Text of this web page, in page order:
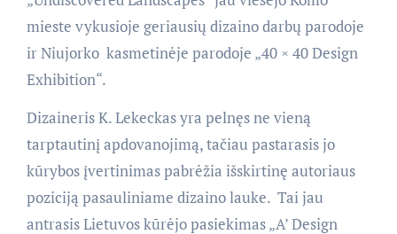
mieste vykusioje geriausių dizaino darbų parodoje
ir Niujorko kasmetinėje parodoje „40 × 40 Design
Exhibition“.
Dizaineris K. Lekeckas yra pelnęs ne vieną
tarptautinį apdovanojimą, tačiau pastarasis jo
kūrybos įvertinimas pabrėžia išskirtinę autoriaus
poziciją pasauliniame dizaino lauke. Tai jau
antrasis Lietuvos kūrėjo pasiekimas „A’ Design